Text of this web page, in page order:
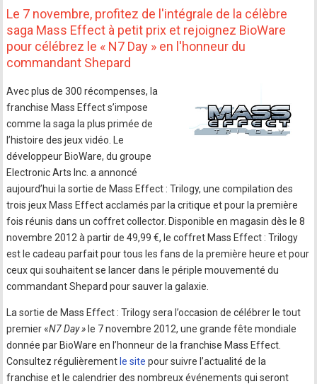
Le 7 novembre, profitez de l'intégrale de la célèbre
saga Mass Effect à petit prix et rejoignez BioWare
pour célébrez le « N7 Day » en l'honneur du
commandant Shepard
Avec plus de 300 récompenses, la
franchise Mass Effect s’impose
comme la saga la plus primée de
l’histoire des jeux vidéo. Le
développeur BioWare, du groupe
Electronic Arts Inc. a annoncé
aujourd’hui la sortie de Mass Effect : Trilogy, une compilation des
trois jeux Mass Effect acclamés par la critique et pour la première
fois réunis dans un coffret collector. Disponible en magasin dès le 8
novembre 2012 à partir de 49,99 €, le coffret Mass Effect : Trilogy
est le cadeau parfait pour tous les fans de la première heure et pour
ceux qui souhaitent se lancer dans le périple mouvementé du
commandant Shepard pour sauver la galaxie.
La sortie de Mass Effect : Trilogy sera l’occasion de célébrer le tout
premier «N7 Day » le 7 novembre 2012, une grande fête mondiale
donnée par BioWare en l’honneur de la franchise Mass Effect.
Consultez régulièrement le site pour suivre l’actualité de la
franchise et le calendrier des nombreux événements qui seront